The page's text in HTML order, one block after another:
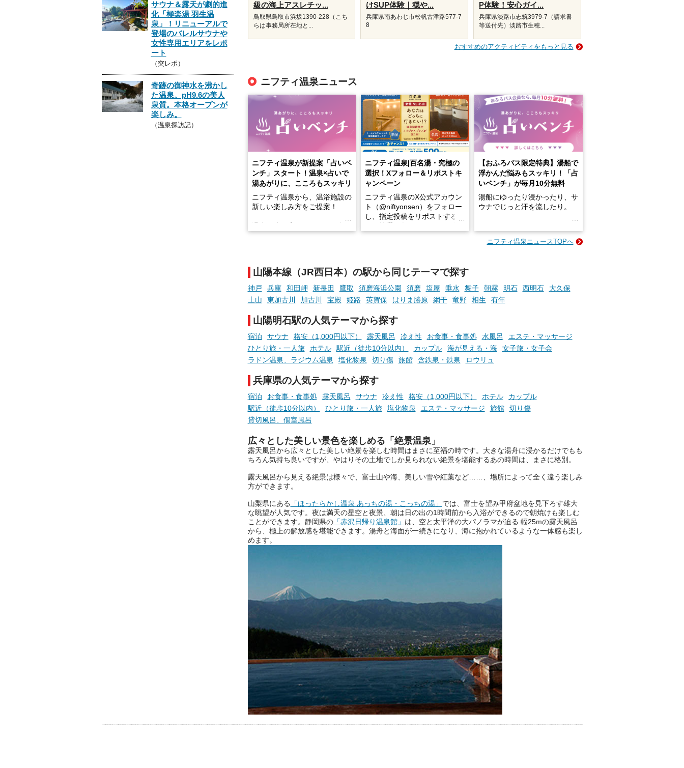
級の海上アスレチッ...
鳥取県鳥取市浜坂1390‐228（こち
らは事務局所在地と...
けSUP体験｜穏や...
兵庫県南あわじ市松帆古津路577-7
8
P体験！安心ガイ...
兵庫県淡路市志筑3979-7（請求書
等送付先）淡路市生穂...
おすすめのアクティビティをもっと見る
ニフティ温泉ニュース
ニフティ温泉が新提案「占いベ
ンチ」スタート！温泉×占いで
湯あがりに、こころもスッキリ
ニフティ温泉から、温浴施設の
新しい楽しみ方をご提案！
手相やタロットなど気軽に楽し
める占いで、“ととのう”おふろ
時間を、もっと特別に。
ニフティ温泉|百名湯・究極の
選択！Xフォロー＆リポストキ
ャンペーン
ニフティ温泉のX公式アカウン
ト（@niftyonsen）をフォロー
し、指定投稿をリポストする
【おふろパス限定特典】湯船で
浮かんだ悩みもスッキリ！「占
いベンチ」が毎月10分無料
湯船にゆったり浸かったり、サ
ウナでじっと汗を流したり。
そんな「一人でぼんやり過ごす
でくることはありませんか？
らこそ向き合える、大切な自分
の本音。
そんな心のつぶやきを、湯あが
とができるサービスです。
料」でご利用いただけます。
お湯で体がほぐれたら、次は占
ニフティ温泉ニュースTOPへ
山陽本線（JR西日本）の駅から同じテーマで探す
神戸 兵庫 和田岬 新長田 鷹取 須磨海浜公園 須磨 塩屋 垂水 舞子 朝霧 明石 西明石
大久保
土山
東加古川 加古川 宝殿 姫路 英賀保 はりま勝原 網干 竜野 相生 有年
山陽明石駅の人気テーマから探す
宿泊 サウナ 格安（1,000円以下） 露天風呂 冷え性 お食事・食事処 水風呂
エステ・マッサージ
ひとり旅・一人旅
ホテル 駅近（徒歩10分以内） カップル 海が見える・海
女子旅・女子会
ラドン温泉、ラジウム温泉
塩化物泉 切り傷 旅館 含鉄泉・鉄泉 ロウリュ
兵庫県の人気テーマから探す
宿泊 お食事・食事処 露天風呂 サウナ 冷え性 格安（1,000円以下） ホテル
カップル
駅近（徒歩10分以内）
ひとり旅・一人旅 塩化物泉 エステ・マッサージ 旅館
切り傷
貸切風呂、個室風呂
広々とした美しい景色を楽しめる「絶景温泉」
露天風呂から広々とした美しい絶景を楽しむ時間はまさに至福の時です。大きな湯舟に浸かるだけでもも
ちろん気持ち良いですが、やはりその土地でしか見られない絶景を堪能するあの時間は、まさに格別。
露天風呂から見える絶景は様々で、富士山や海、美しい雪や紅葉など……、場所によって全く違う楽しみ
方ができます。
山梨県にある 「ほったらかし温泉 あっちの湯・こっちの湯」 では、富士を望み甲府盆地を見下ろす雄大
な眺望が人気です。夜は満天の星空と夜景、朝は日の出の1時間前から入浴ができるので朝焼けも楽しむ
ことができます。静岡県の「赤沢日帰り温泉館」 は、空と太平洋の大パノラマが迫る 幅25mの露天風呂
から、極上の解放感を堪能できます。湯舟と海面が一続きになり、海に抱かれているような一体感も楽し
めます。
サウナ＆露天が劇的進
化「極楽湯 羽生温
泉」！リニューアルで
登場のバレルサウナや
女性専用エリアをレポ
ート
（突レポ）
奇跡の御神水を沸かし
た温泉。pH9.6の美人
泉質。本格オープンが
楽しみ。
（温泉探訪記）